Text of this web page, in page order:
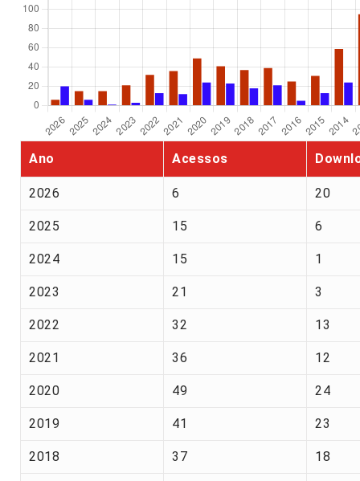
Ano Acessos
2026 6 20
2025 15 6
2024 15 1
2023 21 3
2022 32 13
2021 36 12
2020 49 24
2019 41 23
2018 37 18